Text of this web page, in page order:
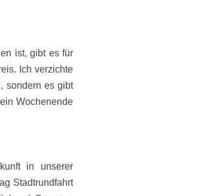
ist, gibt es für
Ich verzichte
sondern es gibt
Wochenende
in unserer
Stadtrundfahrt